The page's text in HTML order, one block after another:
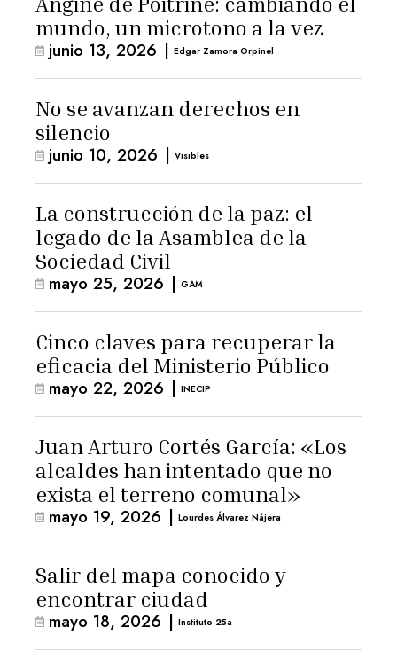
mundo, un microtono a la vez
junio 13, 2026 | Edgar Zamora Orpinel
No se avanzan derechos en
silencio
junio 10, 2026 | Visibles
La construcción de la paz: el
legado de la Asamblea de la
Sociedad Civil
mayo 25, 2026 | GAM
Cinco claves para recuperar la
eficacia del Ministerio Público
mayo 22, 2026 | INECIP
Juan Arturo Cortés García: «Los
alcaldes han intentado que no
exista el terreno comunal»
mayo 19, 2026 | Lourdes Álvarez Nájera
Salir del mapa conocido y
encontrar ciudad
mayo 18, 2026 | Instituto 25a